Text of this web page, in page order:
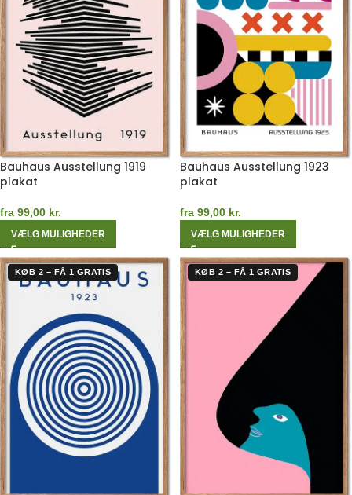
Bauhaus Ausstellung 1919
plakat
fra 99,00 kr.
VÆLG MULIGHEDER
Bauhaus Ausstellung 1923
plakat
fra 99,00 kr.
VÆLG MULIGHEDER
KØB 2 – FÅ 1 GRATIS KØB 2 – FÅ 1 GRATIS